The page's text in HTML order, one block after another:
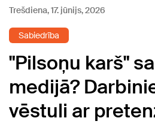
Trešdiena, 17. jūnijs, 2026
Sabiedrība
"Pilsoņu karš"
medijā?
vēstuli ar